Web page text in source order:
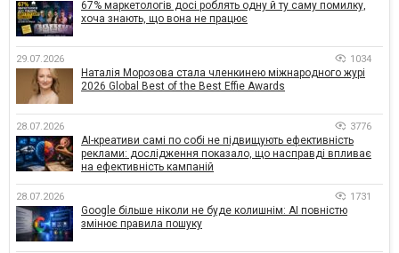
67% маркетологів досі роблять одну й ту саму помилку,
хоча знають, що вона не працює
29.07.2026 1034
Наталія Морозова стала членкинею міжнародного журі
2026 Global Best of the Best Effie Awards
28.07.2026 3776
AI-креативи самі по собі не підвищують ефективність
реклами: дослідження показало, що насправді впливає
на ефективність кампаній
28.07.2026 1731
Google більше ніколи не буде колишнім: AI повністю
змінює правила пошуку